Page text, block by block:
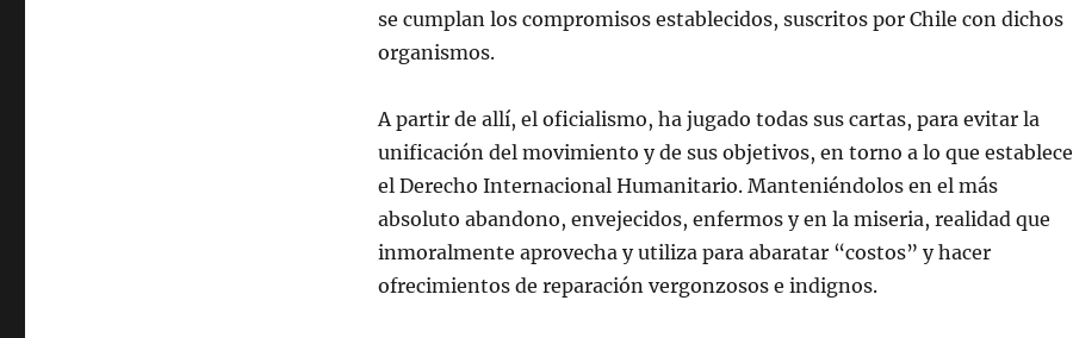
se cumplan los compromisos establecidos, suscritos por Chile con dichos
organismos.
A partir de allí, el oficialismo, ha jugado todas sus cartas, para evitar la
unificación del movimiento y de sus objetivos, en torno a lo que establece
el Derecho Internacional Humanitario. Manteniéndolos en el más
absoluto abandono, envejecidos, enfermos y en la miseria, realidad que
inmoralmente aprovecha y utiliza para abaratar “costos” y hacer
ofrecimientos de reparación vergonzosos e indignos.